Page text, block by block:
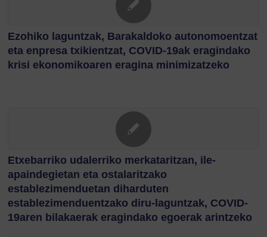
Ezohiko laguntzak, Barakaldoko autonomoentzat
eta enpresa txikientzat, COVID-19ak eragindako
krisi ekonomikoaren eragina minimizatzeko
Etxebarriko udalerriko merkataritzan, ile-
apaindegietan eta ostalaritzako
establezimenduetan diharduten
establezimenduentzako diru-laguntzak, COVID-
19aren bilakaerak eragindako egoerak arintzeko